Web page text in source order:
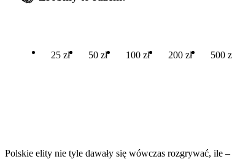
25 zł 50 zł 100 zł 200 zł 500
Polskie elity nie tyle dawały się wówczas rozgrywać, ile